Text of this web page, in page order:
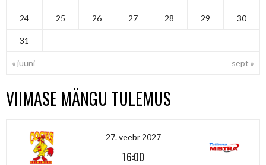
« juuni sept »
24 25 26 27 28 29 30
31
VIIMASE MÄNGU TULEMUS
27. veebr 2027
16:00